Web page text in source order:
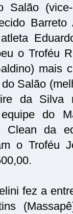
Salão
o Troféu
mais
Salão
da Silva
do
Clean da
o Troféu
fez a